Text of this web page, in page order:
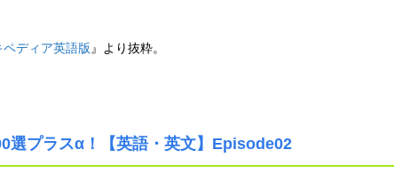
ペディア英語版 』より抜粋。
スα！【英語・英文】Episode02